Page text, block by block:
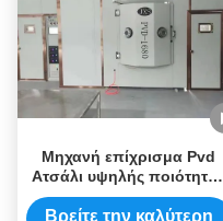
Μηχανή επίχρισμα Pvd
Ατσάλι υψηλής ποιότητας
και ανθεκτικού γυαλιού
Βρείτε την καλύτερη